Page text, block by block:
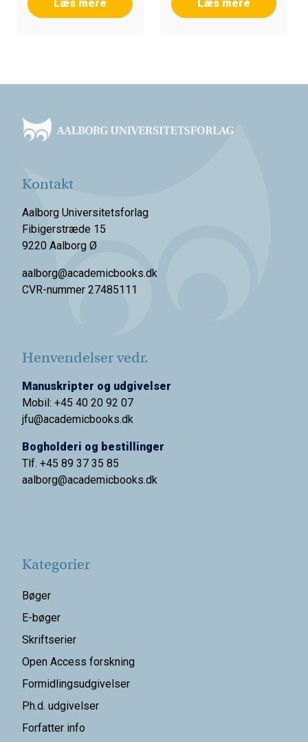
Læs mere Læs mere
Kontakt
Aalborg Universitetsforlag
Fibigerstræde 15
9220 Aalborg Ø
aalborg@academicbooks.dk
CVR-nummer 27485111
Henvendelser vedr.
Manuskripter og udgivelser
Mobil: +45 40 20 92 07
jfu@academicbooks.dk
Bogholderi og bestillinger
Tlf. +45 89 37 35 85
aalborg@academicbooks.dk
Kategorier
Bøger
E-bøger
Skriftserier
Open Access forskning
Formidlingsudgivelser
Ph.d. udgivelser
Forfatter info